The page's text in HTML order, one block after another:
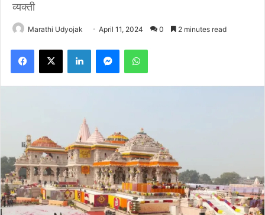
व्यक्ती
Marathi Udyojak April 11, 2024 0 2 minutes read
Facebook
X LinkedInMessengerWhatsApp